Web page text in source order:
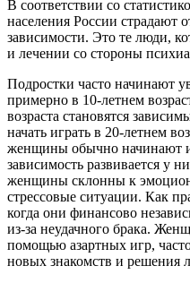
В соответствии со
населения России страдают
зависимости. Это те люди,
и лечении со стороны
Подростки часто начинают
примерно в 10-летнем
возраста становятся
начать играть в 20-летнем
женщины обычно начинают
зависимость развивается у
женщины склонны к
стрессовые ситуации. Как
когда они финансово
из-за неудачного брака.
помощью азартных игр,
новых знакомств и решения